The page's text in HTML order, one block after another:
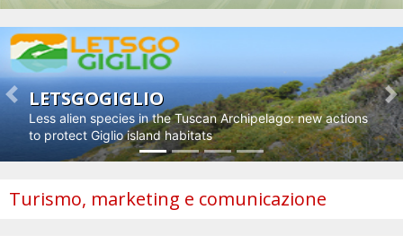
LETSGOGIGLIO
Less alien species in the Tuscan Archipelago: new actions
to protect Giglio island habitats
Previous
Turismo, marketing e comunicazione